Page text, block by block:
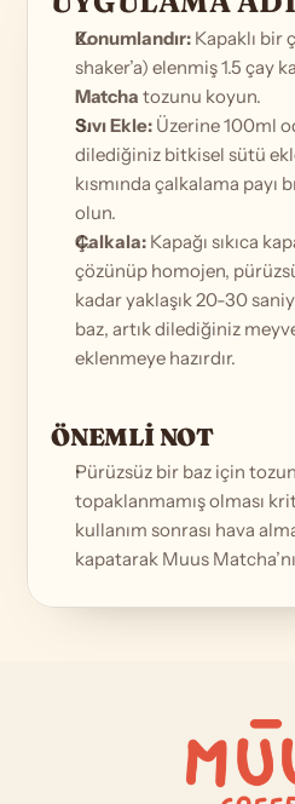
Konumlandır: Kapaklı bir
shaker’a) elenmiş 1.5 çay
Matcha tozunu koyun.
Sıvı Ekle: Üzerine 100ml
dilediğiniz bitkisel sütü
kısmında çalkalama payı
olun.
Çalkala: Kapağı sıkıca
çözünüp homojen,
kadar yaklaşık 20-30
baz, artık dilediğiniz
eklenmeye hazırdır.
ÖNEMLİ NOT
Pürüzsüz bir baz için
topaklanmamış olması
kullanım sonrası hava
kapatarak Muus